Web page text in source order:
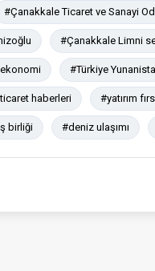
#Çanakkale Ticaret ve Sanayi
#Çanakkale Limni
#Türkiye
haberleri #yatırım
birliği #deniz ulaşımı